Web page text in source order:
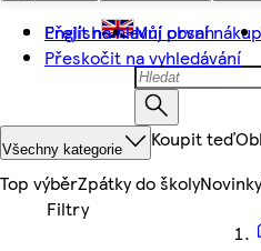
Přejít na hlavní obsah
Přeskočit na vyhledávání
English Můj první nákup
Všechny kategorie Koupit teď
Top výběrZpátky do školyNovinky